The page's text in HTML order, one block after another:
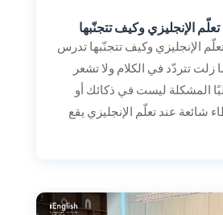
الإنجليزي وكيف تتجنّبها
الإنجليزي وكيف تتجنّبها تدرس
تتردّد في الكلام ولا تشعر
المشكلة ليست في ذكائك أو
عند تعلّم الإنجليزي يقع